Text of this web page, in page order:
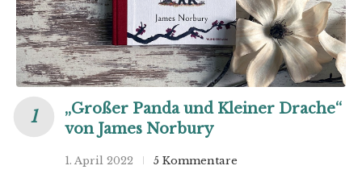
„Großer Panda und Kleiner Drache“
von James Norbury
1. April 2022 5 Kommentare